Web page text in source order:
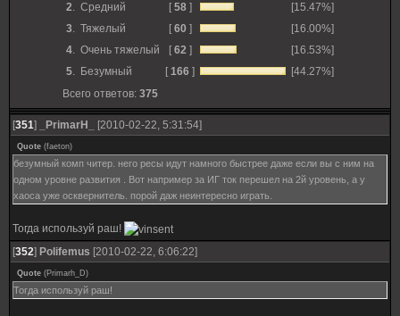
2. Средний [ 58]
[15.47%]
3. Тяжелый [ 60 ]
[16.00%]
4. Очень тяжелый [ 62 ]
[16.53%]
5. Безумный [ 166 ]
[44.27%]
Всего ответов: 375
[351] _PrimarH_ [2010-02-22, 5:31:54]
Quote (faeton)
безумный комп читер. него ресы идут намного быстрее даже если вы с ним на
одном уровне развития . Вот например за ИГ ток перешел на 2й уровень, а у
хаоса уже осквернитель. порой даж неинтересно играть.
Тогда используй раш!
[352] Polifemus [2010-02-22, 6:06:22]
Quote (Primarh_D)
Тогда используй раш!